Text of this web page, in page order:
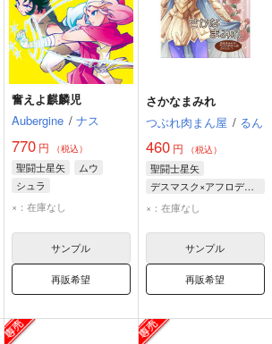
奮えよ麒麟児
Aubergine / ナス
770 円 （税込）
聖闘士星矢
ムウ
シュラ
アフロディーテ
×：在庫なし
サンプル
再販希望
さかなまみれ
つぶれ肉まん屋 / るん
460円 （税込）
聖闘士星矢
デスマスク×アフロディーテ
アフロディーテ
×：在庫なし
サンプル
再販希望